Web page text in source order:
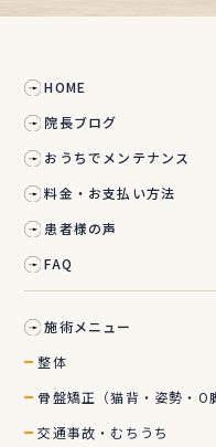
HOME
院長ブログ
おうちでメンテナンス
料金・お支払い方法
患者様の声
FAQ
施術メニュー
整体
骨盤矯正（猫背・姿勢・O
交通事故・むちうち